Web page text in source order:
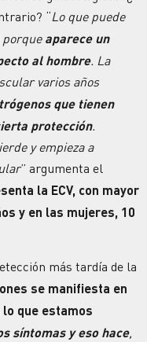
“Lo que puede
porque aparece un
al hombre. La
varios años
que tienen
protección.
y empieza a
” argumenta el
la ECV, con mayor
y en las mujeres, 10
más tardía de la
se manifiesta en
que estamos
síntomas y eso hace,